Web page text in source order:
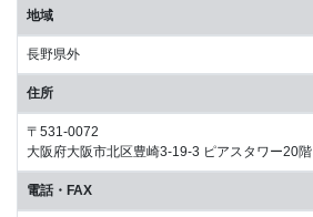
地域
長野県外
住所
〒531-0072
大阪府大阪市北区豊崎3-19-3 ピアスタワー20階
電話・FAX